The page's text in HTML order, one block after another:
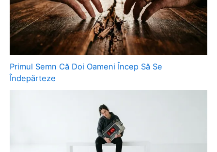
Primul Semn Că Doi Oameni Încep Să Se
Îndepărteze